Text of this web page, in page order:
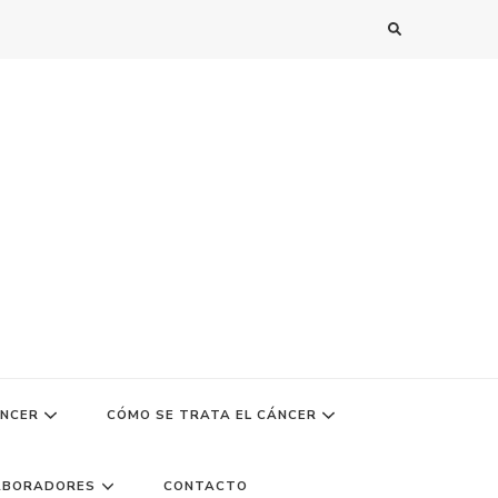
CÓMO SE TRATA EL CÁNCER
CONTACTO